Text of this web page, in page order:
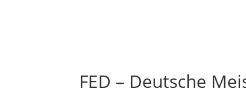
FED – Deutsche